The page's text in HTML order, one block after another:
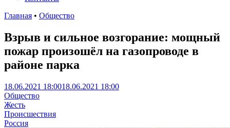
Главная • Общество
Взрыв и сильное возгорание: мощный
пожар произошёл на газопроводе в
районе парка
18.06.2021 18:0018.06.2021 18:00
Общество
Жесть
Происшествия
Россия